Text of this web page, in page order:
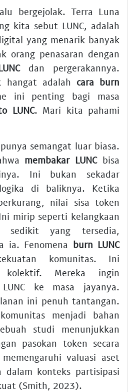
bergejolak. Terra Luna
kita sebut LUNC, adalah
yang menarik banyak
orang penasaran dengan
dan pergerakannya.
hangat adalah cara burn
ini penting bagi masa
LUNC. Mari kita pahami
semangat luar biasa.
membakar LUNCbisa
Ini bukan sekadar
di baliknya. Ketika
nilai sisa token
mirip seperti kelangkaan
sedikit yang tersedia,
ia. Fenomena burn LUNC
komunitas. Ini
kolektif. Mereka ingin
LUNC ke masa jayanya.
ini penuh tantangan.
menjadi bahan
studi menunjukkan
pasokan token secara
valuasi aset
konteks partisipasi
(Smith, 2023).